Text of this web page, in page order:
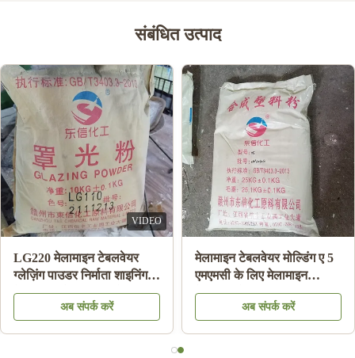
संबंधित उत्पाद
VIDEO
LG220 मेलामाइन टेबलवेयर
ग्लेज़िंग पाउडर निर्माता शाइनिंग
मेलामाइन प्लेट एचएस कोड
39092000 . के लिए
अब संपर्क करें
मेलामाइन टेबलवेयर मोल्डिंग ए 5
एमएमसी के लिए मेलामाइन
केमिकल मोल्डिंग राल सामग्री
अब संपर्क करें